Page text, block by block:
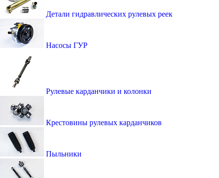
Детали гидравлических рулевых реек
Насосы ГУР
Рулевые карданчики и колонки
Крестовины рулевых карданчиков
Пыльники